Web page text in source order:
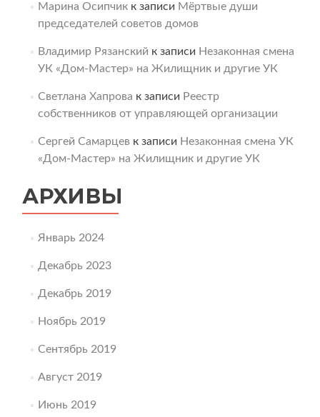
Марина Осипчикк записи Мёртвые души
председателей советов домов
Владимир Рязанский к записи Незаконная смена
УК «Дом-Мастер» на Жилищник и другие УК
Светлана Хапрова к записи Реестр
собственников от управляющей организации
Сергей Самарцевк записи Незаконная смена УК
«Дом-Мастер» на Жилищник и другие УК
АРХИВЫ
Январь 2024
Декабрь 2023
Декабрь 2019
Ноябрь 2019
Сентябрь 2019
Август 2019
Июнь 2019